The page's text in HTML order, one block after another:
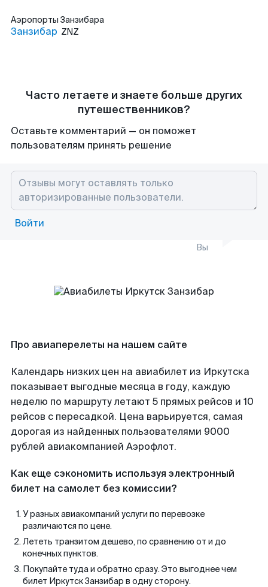
Аэропорты Занзибара
Занзибар ZNZ
Часто летаете и знаете больше других
путешественников?
Оставьте комментарий — он поможет
пользователям принять решение
Войти
Вы
Про авиаперелеты на нашем сайте
Календарь низких цен на авиабилет из Иркутска
показывает выгодные месяца в году, каждую
неделю по маршруту летают 5 прямых рейсов и 10
рейсов с пересадкой. Цена варьируется, самая
дорогая из найденных пользователями 9000
рублей авиакомпанией Аэрофлот.
Как еще сэкономить используя электронный
билет на самолет без комиссии?
У разных авиакомпаний услуги по перевозке
различаются по цене.
Лететь транзитом дешево, по сравнению от и до
конечных пунктов.
Покупайте туда и обратно сразу. Это выгоднее чем
билет Иркутск Занзибар в одну сторону.